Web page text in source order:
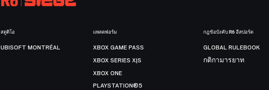
สตูดิโอ
UBISOFT MONTRÉAL
แพลตฟอร์ม
XBOX GAME PASS
XBOX SERIES X|S
XBOX ONE
PLAYSTATION®5
กฎข้อบังคับ R6 อีสปอร์ต
GLOBAL RULEBOOK
กติกามารยาท